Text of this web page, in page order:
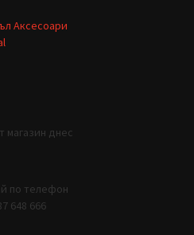
Аксесоари
магазин днес
по телефон
648 666